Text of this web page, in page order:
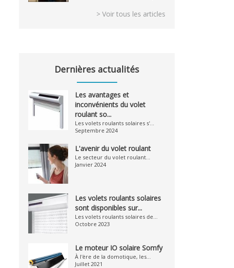
> Voir tous les articles
Dernières actualités
Les avantages et
inconvénients du volet
roulant so...
Les volets roulants solaires s'...
Septembre 2024
L'avenir du volet roulant
Le secteur du volet roulant...
Janvier 2024
Les volets roulants solaires
sont disponibles sur...
Les volets roulants solaires de...
Octobre 2023
Le moteur IO solaire Somfy
À l'ère de la domotique, les...
Juillet 2021